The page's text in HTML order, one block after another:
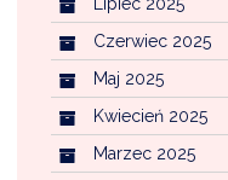
Lipiec 2025
Czerwiec 2025
Maj 2025
Kwiecień 2025
Marzec 2025